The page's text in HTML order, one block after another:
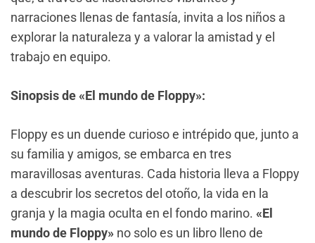
narraciones llenas de fantasía, invita a los niños a
explorar la naturaleza y a valorar la amistad y el
trabajo en equipo.
Sinopsis de «El mundo de Floppy»:
Floppy es un duende curioso e intrépido que, junto a
su familia y amigos, se embarca en tres
maravillosas aventuras. Cada historia lleva a Floppy
a descubrir los secretos del otoño, la vida en la
granja y la magia oculta en el fondo marino. «El
mundo de Floppy» no solo es un libro lleno de